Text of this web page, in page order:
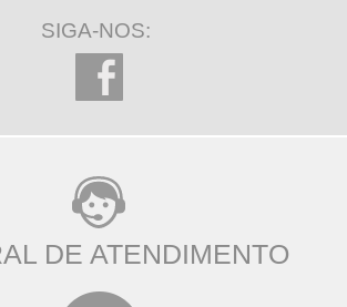
SIGA-NOS:
DE ATENDIMENTO